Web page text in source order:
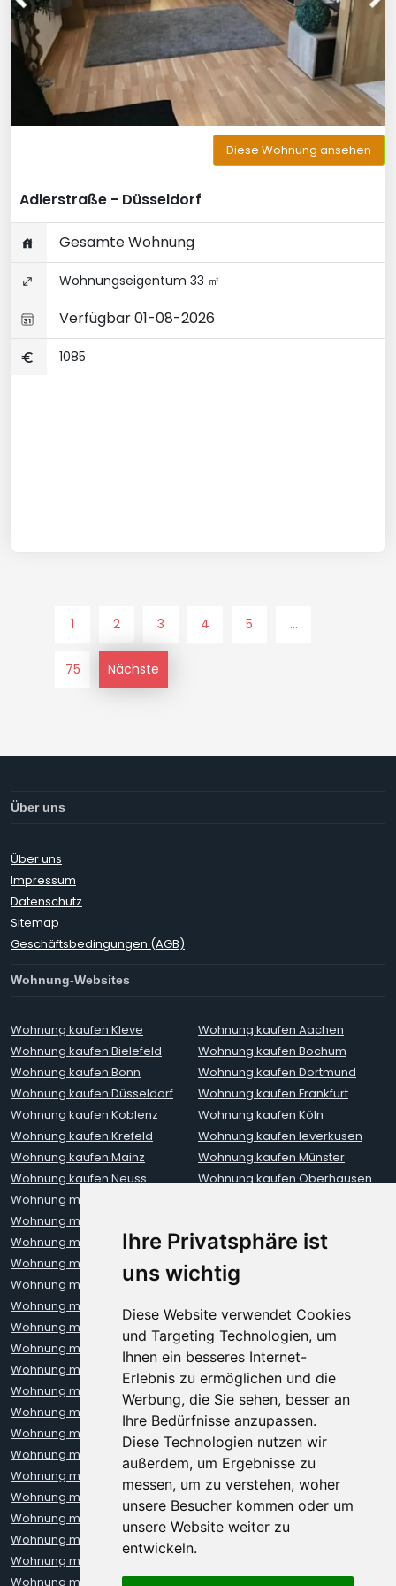
Ihre Privatsphäre ist
uns wichtig
Diese Website verwendet Cookies
und Targeting Technologien, um
Ihnen ein besseres Internet-
Erlebnis zu ermöglichen und die
Werbung, die Sie sehen, besser an
Ihre Bedürfnisse anzupassen.
Diese Technologien nutzen wir
außerdem, um Ergebnisse zu
messen, um zu verstehen, woher
unsere Besucher kommen oder um
unsere Website weiter zu
entwickeln.
Diese Wohnung ansehen
Adlerstraße - Düsseldorf
Gesamte Wohnung
Wohnungseigentum 33 ㎡
Verfügbar 01-08-2026
1085
1 2 3 4 5 ...
75 Nächste
Über uns
Über uns
Impressum
Datenschutz
Sitemap
Geschäftsbedingungen (AGB)
Wohnung-Websites
Wohnung kaufen Kleve
Wohnung kaufen Aachen
Wohnung kaufen Bielefeld
Wohnung kaufen Bochum
Wohnung kaufen Bonn
Wohnung kaufen Dortmund
Wohnung kaufen Düsseldorf
Wohnung kaufen Frankfurt
Wohnung kaufen Koblenz
Wohnung kaufen Köln
Wohnung kaufen Krefeld
Wohnung kaufen leverkusen
Wohnung kaufen Mainz
Wohnung kaufen Münster
Wohnung kaufen Neuss
Wohnung kaufen Oberhausen
Wohnung mieten Aachen
Wohnung mieten Berlin
Wohnung mieten Bochum
Wohnung mieten Bonn
Wohnung mieten Bremen
Wohnung mieten Darmstadt
Wohnung mieten Dortmund
Wohnung mieten Dresden
Wohnung mieten Erfurt
Wohnung mieten Frankfurt
Wohnung mieten Freiburg
Wohnung mieten Hamburg
Wohnung mieten Hannover
Wohnung mieten Heidelberg
Wohnung mieten Karlsruhe
Wohnung mieten Kiel
Wohnung mieten Kleve
Wohnung mieten Koblenz
Wohnung mieten Köln
Wohnung mieten Krefeld
Wohnung mieten Leipzig
Wohnung mieten Leverkusen
Wohnung mieten Lübeck
Wohnung mieten Mainz
Wohnung mieten Mannheim
Wohnung mieten München
Wohnung mieten Münster
Wohnung mieten Neuss
Wohnung mieten Nürnberg
Wohnung mieten Oberhausen
Wohnung mieten Oldenburg
Wohnung mieten Rostock
Wohnung mieten Trier
Wohnung mieten Ulm